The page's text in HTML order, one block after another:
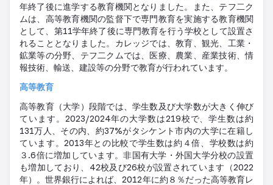
年終了後に進学する教育機関となりました。また、テフ二ク
ムは、高等教育機関の監督下で専門教育を実施する教育機関
として、第11学年終了後に専門教育を行う学校として設置さ
れることとなりました。カレッジでは、教育、観光、工業・
鉱業等の分野、テフ二クムでは、医療、農業、産業技術、情
報技術、輸送、建設等の分野で教育が行われています。
高等教育
高等教育（大学）段階では、学生数及び大学数が大きく伸び
ています。2023/2024年の大学数は219校で、学生数は約
131万人、その内、約37%がタシケント市内の大学に在籍し
ています。2013年との比較で学生数は約４倍、学校数は約
３.6倍に増加しています。非国有大学・外国大学分校の設置
も増加しており、42校及び26校が設置されています（2022
年）。世界銀行によれば、2012年に約８％だった高等教育レ